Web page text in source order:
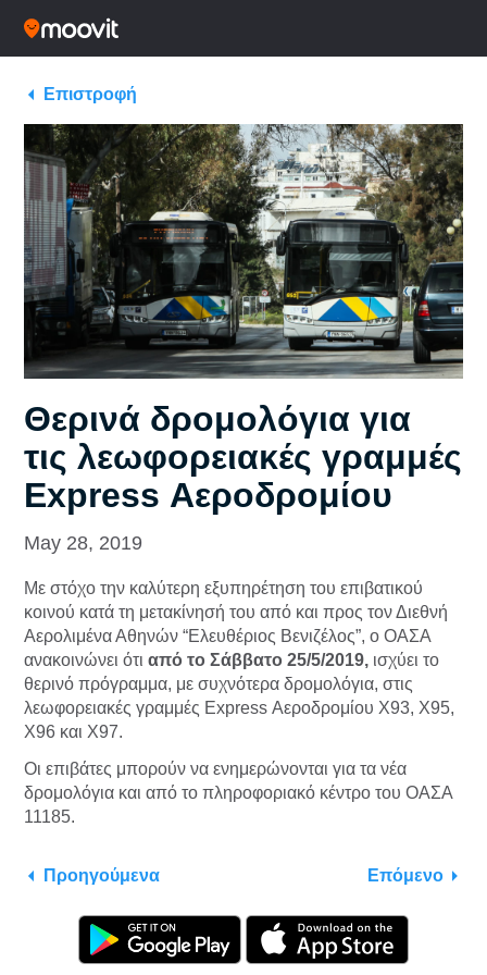
Επιστροφή
Θερινά δρομολόγια για
τις λεωφορειακές γραμμές
Express Αεροδρομίου
May 28, 2019
Με στόχο την καλύτερη εξυπηρέτηση του επιβατικού
κοινού κατά τη μετακίνησή του από και προς τον Διεθνή
Αερολιμένα Αθηνών “Ελευθέριος Βενιζέλος”, ο ΟΑΣΑ
ανακοινώνει ότι από το Σάββατο 25/5/2019, ισχύει το
θερινό πρόγραμμα, με συχνότερα δρομολόγια, στις
λεωφορειακές γραμμές Express Αεροδρομίου Χ93, Χ95,
Χ96 και Χ97.
Οι επιβάτες μπορούν να ενημερώνονται για τα νέα
δρομολόγια και από το πληροφοριακό κέντρο του ΟΑΣΑ
11185.
Προηγούμενα Επόμενο